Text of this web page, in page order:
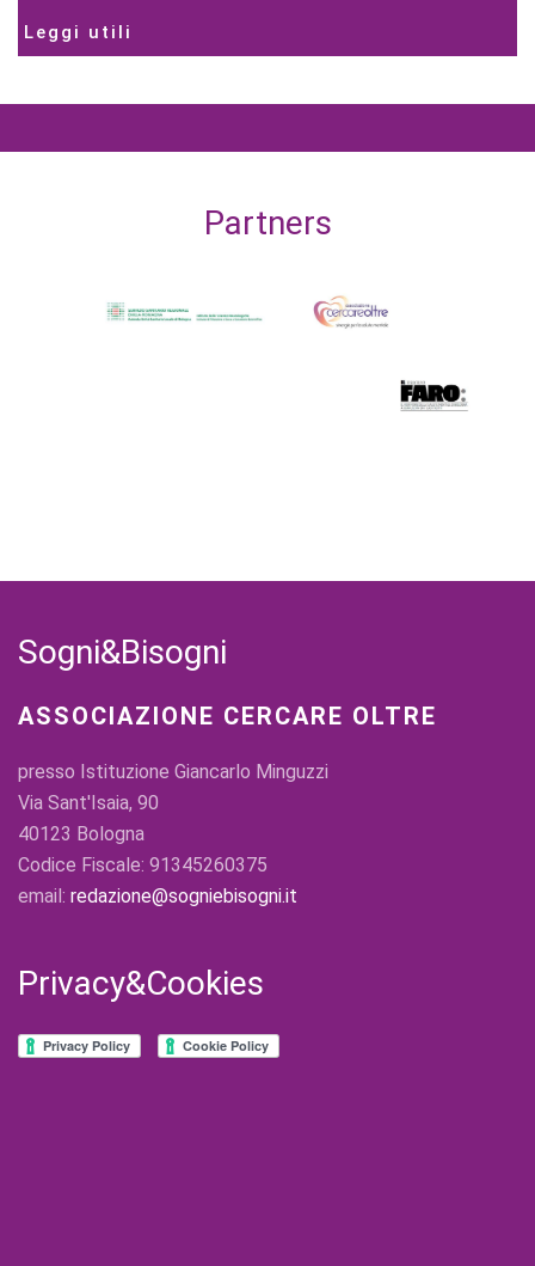
Leggi utili
Partners
Sogni&Bisogni
ASSOCIAZIONE CERCARE OLTRE
presso Istituzione Giancarlo Minguzzi
Via Sant'Isaia, 90
40123 Bologna
Codice Fiscale: 91345260375
email: redazione@sogniebisogni.it
Privacy&Cookies